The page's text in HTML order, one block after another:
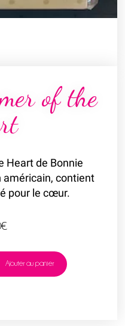
of the
Heart de Bonnie
américain, contient
pour le cœur.
€
Ajouter au panier